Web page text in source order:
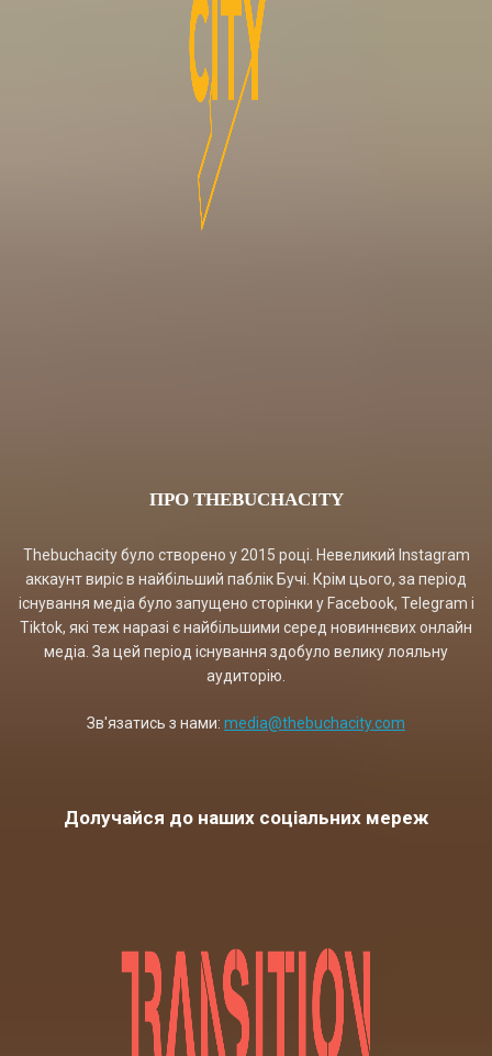
ПРО THEBUCHACITY
Thebuchacity було створено у 2015 році. Невеликий Instagram
аккаунт виріс в найбільший паблік Бучі. Крім цього, за період
існування медіа було запущено сторінки у Facebook, Telegram і
Tiktok, які теж наразі є найбільшими серед новиннєвих онлайн
медіа. За цей період існування здобуло велику лояльну
аудиторію.
Зв'язатись з нами: media@thebuchacity.com
Долучайся до наших соціальних мереж